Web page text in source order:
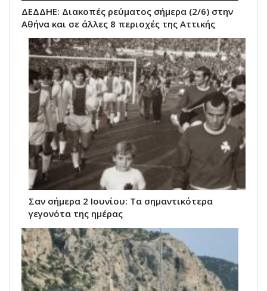
ΔΕΔΔΗΕ: Διακοπές ρεύματος σήμερα (2/6) στην
Αθήνα και σε άλλες 8 περιοχές της Αττικής
Σαν σήμερα 2 Ιουνίου: Τα σημαντικότερα
γεγονότα της ημέρας